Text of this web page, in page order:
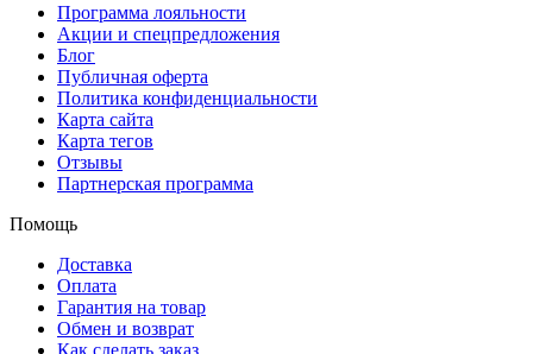
Программа лояльности
Акции и спецпредложения
Блог
Публичная оферта
Политика конфиденциальности
Карта сайта
Карта тегов
Отзывы
Партнерская программа
Помощь
Доставка
Оплата
Гарантия на товар
Обмен и возврат
Как сделать заказ